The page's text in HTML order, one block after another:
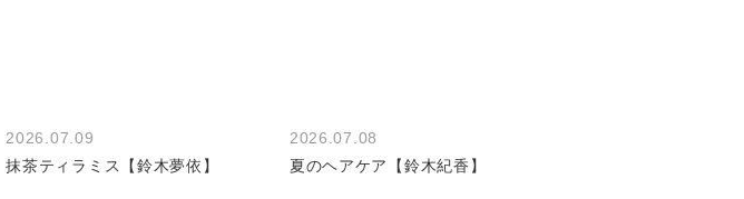
2026.07.09
抹茶ティラミス【鈴木夢依】
2026.07.08
夏のヘアケア【鈴木紀香】